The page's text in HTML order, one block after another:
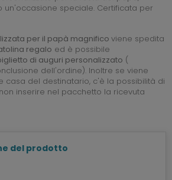
speciale. Certificata per
per il papà magnifico viene spedita
regalo ed è possibile
di auguri personalizzato (
dell'ordine). Inoltre se viene
casa del destinatario, c'è la possibilità di
inserire nel pacchetto la ricevuta
del prodotto